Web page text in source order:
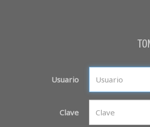
Usuario
Clave